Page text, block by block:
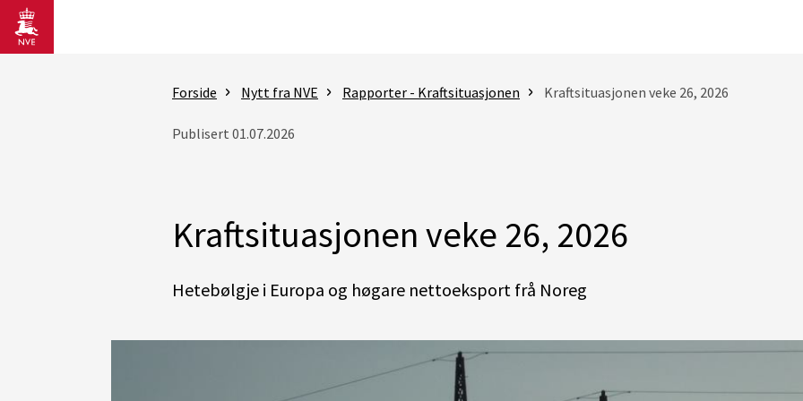
Gå til hovedinnhold
Forside Nytt fra NVE Rapporter - Kraftsituasjonen Kraftsituasjonen veke 26, 2026
Publisert 01.07.2026
Kraftsituasjonen veke 26, 2026
Hetebølgje i Europa og høgare nettoeksport frå Noreg